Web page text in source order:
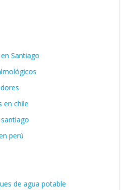
Santiago
en chile
perú
de agua potable